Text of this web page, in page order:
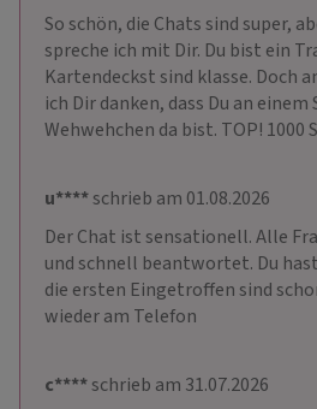
So schön, die Chats sind super,
spreche ich mit Dir. Du bist ein
Kartendeckst sind klasse. Doch
ich Dir danken, dass Du an
Wehwehchen da bist. TOP! 1000
u****schrieb am 01.08.2026
Der Chat ist sensationell. Alle
und schnell beantwortet. Du
die ersten Eingetroffen sind
wieder am Telefon
c****schrieb am 31.07.2026